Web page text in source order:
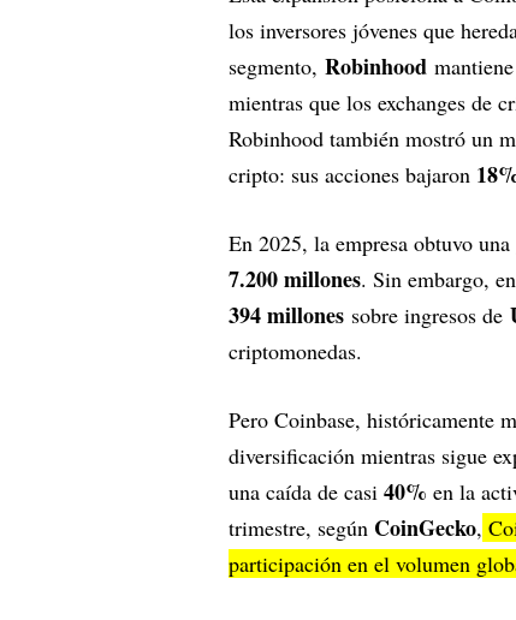
los inversores jóvenes que
segmento, Robinhood
mientras que los exchanges de
Robinhood también mostró un
cripto: sus acciones bajaron
En 2025, la empresa obtuvo una
7.200 millones. Sin embargo,
394 millones sobre ingresos de
criptomonedas.
Pero Coinbase, históricamente
diversificación mientras sigue
una caída de casi 40% en la
trimestre, según CoinGecko,
participación en el volumen